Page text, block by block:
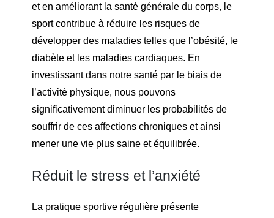
et en améliorant la santé générale du corps, le
sport contribue à réduire les risques de
développer des maladies telles que l’obésité, le
diabète et les maladies cardiaques. En
investissant dans notre santé par le biais de
l’activité physique, nous pouvons
significativement diminuer les probabilités de
souffrir de ces affections chroniques et ainsi
mener une vie plus saine et équilibrée.
Réduit le stress et l’anxiété
La pratique sportive régulière présente